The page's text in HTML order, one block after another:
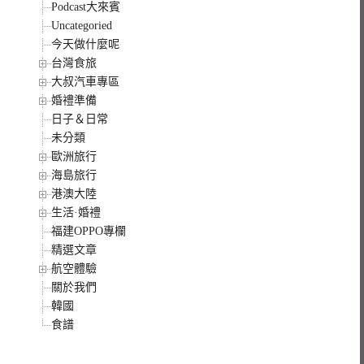
Podcast大來賓
Uncategoried
今天做什麼呢
台灣食旅
大叔汽車專區
婚禮準備
日子＆日常
未分類
歐洲旅行
海島旅行
港澳大陸
生活·婚禮
福建OPPO專欄
精選文章
航空體驗
關於我們
韓國
食譜